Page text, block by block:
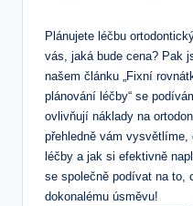
Plánujete léčbu
vás, jaká bude cena? Pak
našem článku „Fixní
plánování léčby“ se
ovlivňují náklady na
přehledně vám vysvětlíme,
léčby a jak si efektivně
se společně podívat na to,
dokonalému úsměvu!